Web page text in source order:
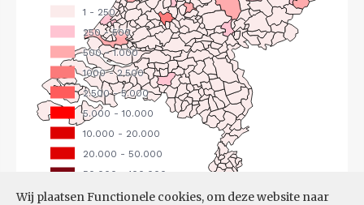
Wij plaatsen Functionele cookies, om deze website naar